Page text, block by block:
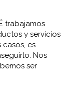
trabajamos
y servicios
es
Nos
ser